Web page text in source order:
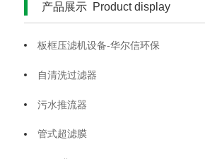
产品展示 Product display
板框压滤机设备-华尔信环保
自清洗过滤器
污水推流器
管式超滤膜